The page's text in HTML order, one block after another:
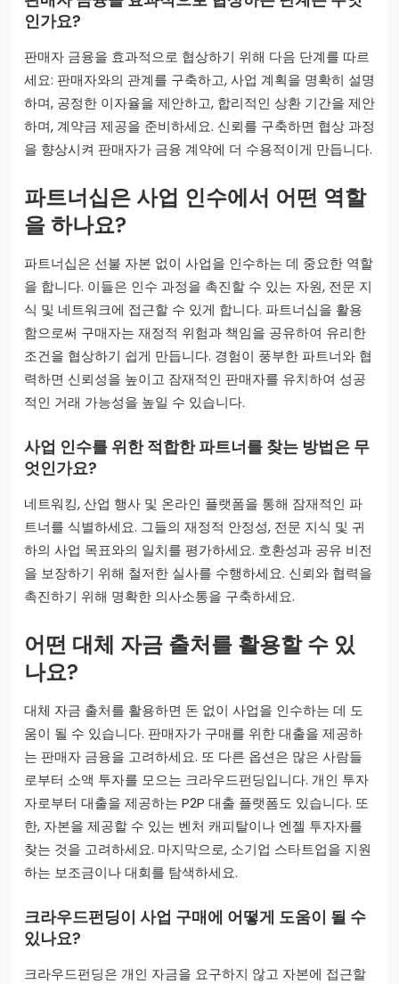
인가요?
판매자 금융을 효과적으로 협상하기 위해 다음 단계를 따르
세요: 판매자와의 관계를 구축하고, 사업 계획을 명확히 설명
하며, 공정한 이자율을 제안하고, 합리적인 상환 기간을 제안
하며, 계약금 제공을 준비하세요. 신뢰를 구축하면 협상 과정
을 향상시켜 판매자가 금융 계약에 더 수용적이게 만듭니다.
파트너십은 사업 인수에서 어떤 역할
을 하나요?
파트너십은 선불 자본 없이 사업을 인수하는 데 중요한 역할
을 합니다. 이들은 인수 과정을 촉진할 수 있는 자원, 전문 지
식 및 네트워크에 접근할 수 있게 합니다. 파트너십을 활용
함으로써 구매자는 재정적 위험과 책임을 공유하여 유리한
조건을 협상하기 쉽게 만듭니다. 경험이 풍부한 파트너와 협
력하면 신뢰성을 높이고 잠재적인 판매자를 유치하여 성공
적인 거래 가능성을 높일 수 있습니다.
사업 인수를 위한 적합한 파트너를 찾는 방법은 무
엇인가요?
네트워킹, 산업 행사 및 온라인 플랫폼을 통해 잠재적인 파
트너를 식별하세요. 그들의 재정적 안정성, 전문 지식 및 귀
하의 사업 목표와의 일치를 평가하세요. 호환성과 공유 비전
을 보장하기 위해 철저한 실사를 수행하세요. 신뢰와 협력을
촉진하기 위해 명확한 의사소통을 구축하세요.
어떤 대체 자금 출처를 활용할 수 있
나요?
대체 자금 출처를 활용하면 돈 없이 사업을 인수하는 데 도
움이 될 수 있습니다. 판매자가 구매를 위한 대출을 제공하
는 판매자 금융을 고려하세요. 또 다른 옵션은 많은 사람들
로부터 소액 투자를 모으는 크라우드펀딩입니다. 개인 투자
자로부터 대출을 제공하는 P2P 대출 플랫폼도 있습니다. 또
한, 자본을 제공할 수 있는 벤처 캐피탈이나 엔젤 투자자를
찾는 것을 고려하세요. 마지막으로, 소기업 스타트업을 지원
하는 보조금이나 대회를 탐색하세요.
크라우드펀딩이 사업 구매에 어떻게 도움이 될 수
있나요?
크라우드펀딩은 개인 자금을 요구하지 않고 자본에 접근할